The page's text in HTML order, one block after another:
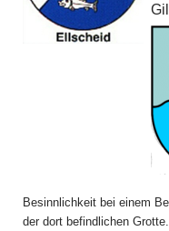
Besinnlichkeit bei einem
der dort befindlichen Grotte.